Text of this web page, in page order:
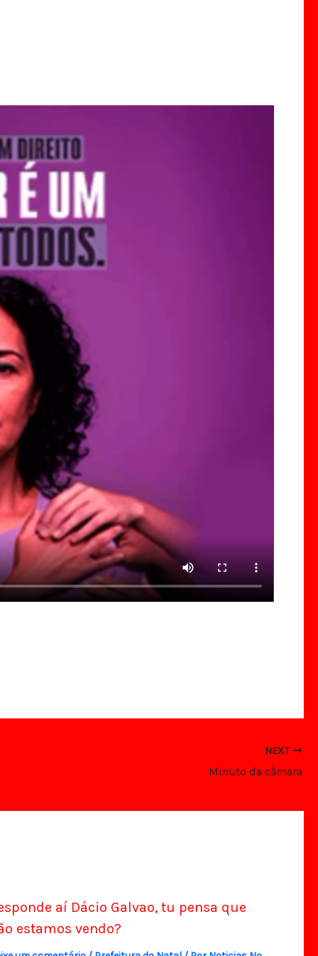
NEXT
Minuto da câmara
aí Dácio Galvao, tu pensa que
estamos vendo?